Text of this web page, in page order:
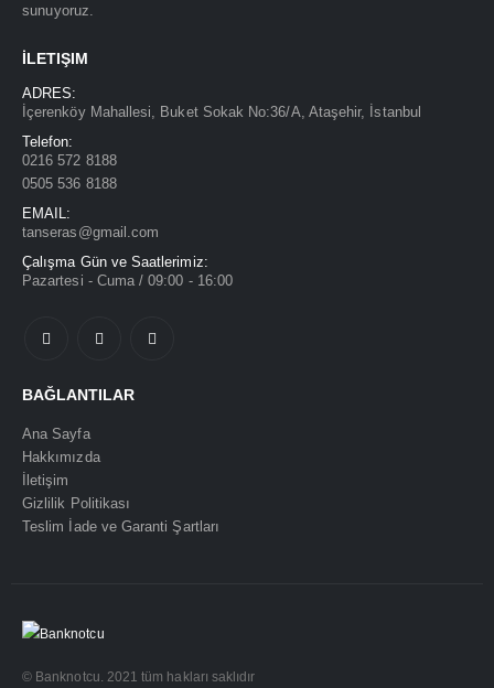
sunuyoruz.
İLETIŞIM
ADRES:
İçerenköy Mahallesi, Buket Sokak No:36/A, Ataşehir, İstanbul
Telefon:
0216 572 8188
0505 536 8188
EMAIL:
tanseras@gmail.com
Çalışma Gün ve Saatlerimiz:
Pazartesi - Cuma / 09:00 - 16:00
BAĞLANTILAR
Ana Sayfa
Hakkımızda
İletişim
Gizlilik Politikası
Teslim İade ve Garanti Şartları
© Banknotcu. 2021 tüm hakları saklıdır